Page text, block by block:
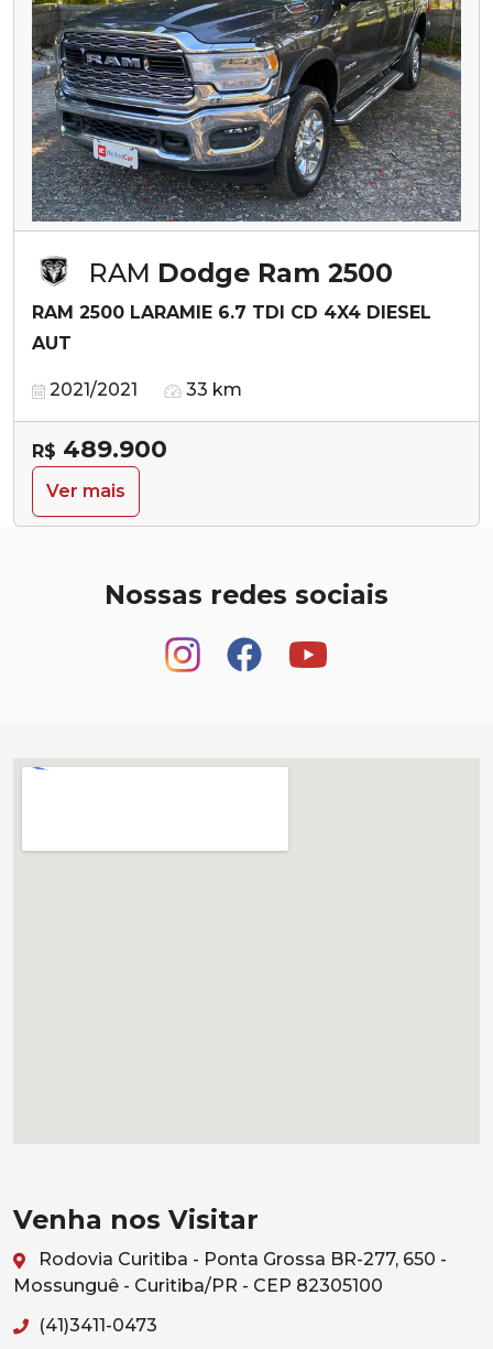
RAM Dodge Ram 2500
RAM 2500 LARAMIE 6.7 TDI CD 4X4 DIESEL
AUT
2021/2021 33 km
R$ 489.900
Ver mais
Nossas redes sociais
Venha nos Visitar
Rodovia Curitiba - Ponta Grossa BR-277, 650 -
Mossunguê - Curitiba/PR - CEP 82305100
(41)3411-0473